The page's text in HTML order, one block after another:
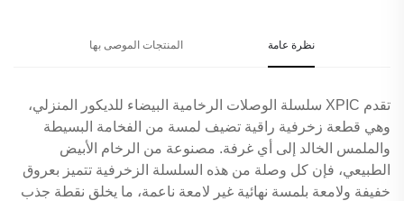
نظرة عامة المنتجات الموصى بها
تقدم XPIC سلسلة الوصلات الرخامية البيضاء للديكور المنزلي،
وهي قطعة زخرفية راقية تضيف لمسة من الفخامة البسيطة
والملمس الخالد إلى أي غرفة. مصنوعة من الرخام الأبيض
الطبيعي، فإن كل وصلة من هذه السلسلة الزخرفية تتميز بعروق
خفيفة ولامعة بلمسة نهائية غير لامعة ناعمة، ما يخلق نقطة جذب